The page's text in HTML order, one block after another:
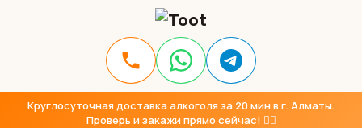
Круглосуточная доставка алкоголя за 20 мин в г. Алматы.
Проверь и закажи прямо сейчас! 👇🏼